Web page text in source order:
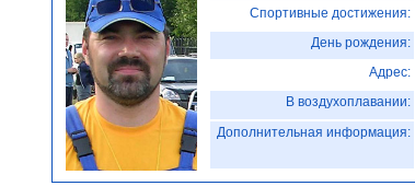
Спортивные достижения:
День рождения:
Адрес:
В воздухоплавании:
Дополнительная информация: